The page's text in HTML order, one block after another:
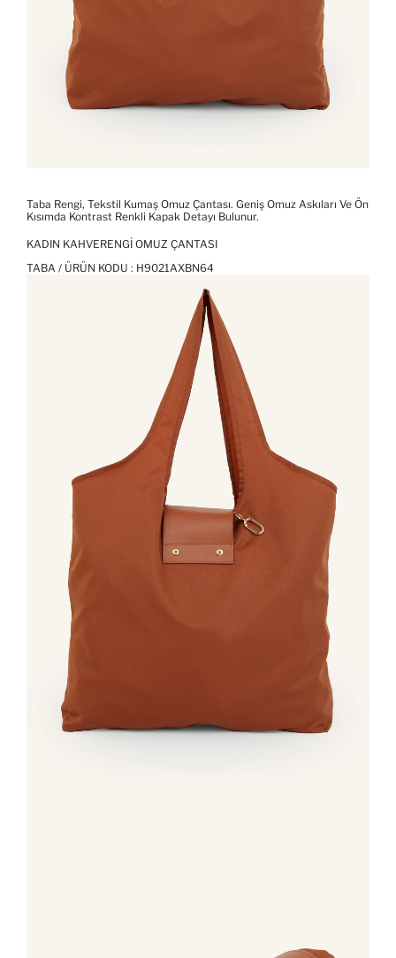
Taba Rengi, Tekstil Kumaş Omuz Çantası. Geniş Omuz Askıları Ve Ön
Kısımda Kontrast Renkli Kapak Detayı Bulunur.
KADIN KAHVERENGI OMUZ ÇANTASI
TABA / ÜRÜN KODU : H9021AXBN64